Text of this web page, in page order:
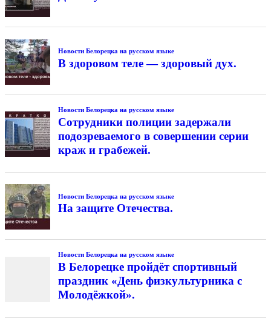
Новости Белорецка на русском языке
В здоровом теле — здоровый дух.
Новости Белорецка на русском языке
Сотрудники полиции задержали
подозреваемого в совершении серии
краж и грабежей.
Новости Белорецка на русском языке
На защите Отечества.
Новости Белорецка на русском языке
В Белорецке пройдёт спортивный
праздник «День физкультурника с
Молодёжкой».